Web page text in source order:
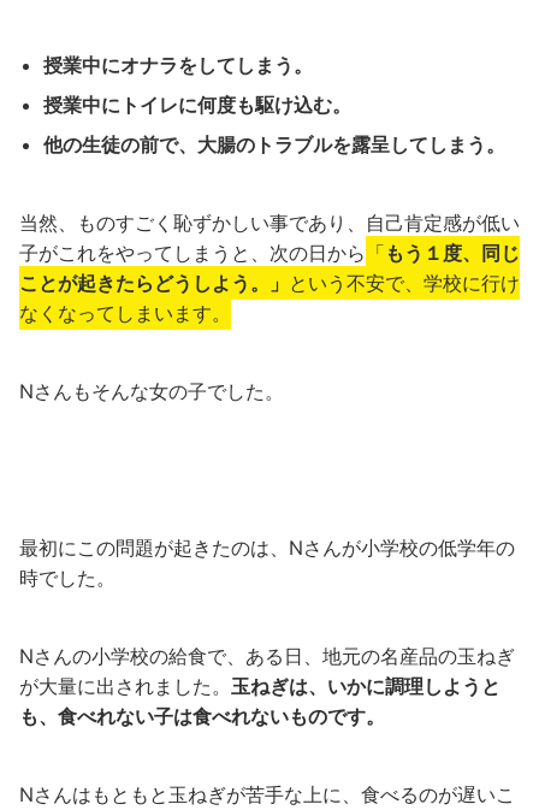
授業中にオナラをしてしまう。
授業中にトイレに何度も駆け込む。
他の生徒の前で、大腸のトラブルを露呈してしまう。
当然、ものすごく恥ずかしい事であり、自己肯定感が低い
子がこれをやってしまうと、次の日から 「 もう１度、同じ
ことが起きたらどうしよう。」 という不安で、学校に行け
なくなってしまいます。
Nさんもそんな女の子でした。
最初にこの問題が起きたのは、Nさんが小学校の低学年の
時でした。
Nさんの小学校の給食で、ある日、地元の名産品の玉ねぎ
が大量に出されました。 玉ねぎは、いかに調理しようと
も、食べれない子は食べれないものです。
Nさんはもともと玉ねぎが苦手な上に、食べるのが遅いこ